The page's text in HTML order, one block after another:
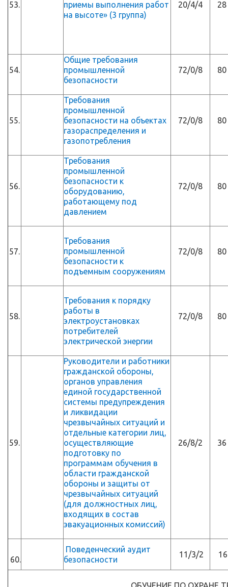
53.
приемы выполнения работ
на высоте» (3 группа)
20/4/4 28
54.
Общие требования
промышленной
безопасности
72/0/8 80
55.
Требования
промышленной
безопасности на объектах
газораспределения и
газопотребления
72/0/8 80
56.
Требования
промышленной
безопасности к
оборудованию,
работающему под
давлением
72/0/8 80
57.
Требования
промышленной
безопасности к
подъемным сооружениям
72/0/8 80
58.
Требования к порядку
работы в
электроустановках
потребителей
электрической энергии
72/0/8 80
59.
Руководители и работники
гражданской обороны,
органов управления
единой государственной
системы предупреждения
и ликвидации
чрезвычайных ситуаций и
отдельные категории лиц,
осуществляющие
подготовку по
программам обучения в
области гражданской
обороны и защиты от
чрезвычайных ситуаций
(для должностных лиц,
входящих в состав
эвакуационных комиссий)
26/8/2 36
60.
Поведенческий аудит
безопасности
11/3/2 16